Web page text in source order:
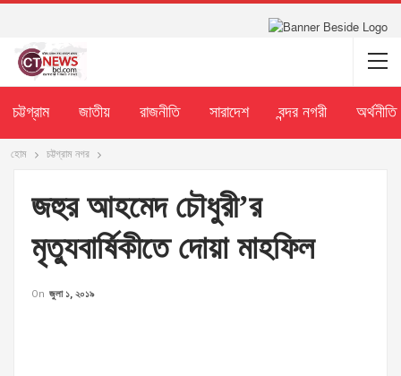
চট্টগ্রাম জাতীয় রাজনীতি সারাদেশ বন্দর নগরী অর্থনীতি
হোম চট্টগ্রাম নগর
জহুর আহমেদ চৌধুরী’র
মৃত্যুবার্ষিকীতে দোয়া মাহফিল
On জুলা ১, ২০১৯